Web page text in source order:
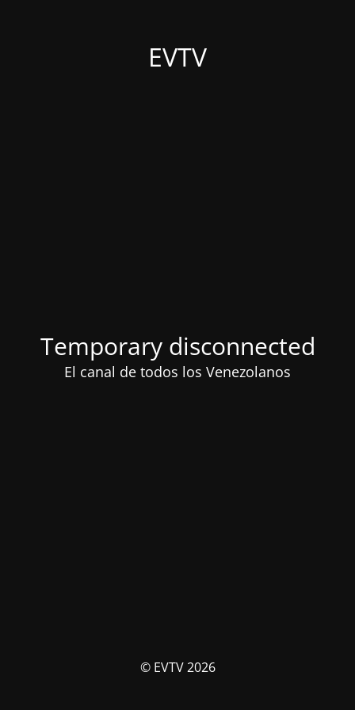
EVTV
Temporary disconnected
El canal de todos los Venezolanos
© EVTV 2026